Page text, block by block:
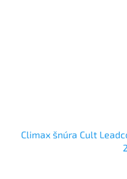
Climax šnúra Cult